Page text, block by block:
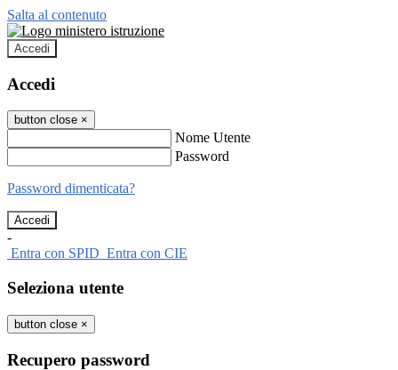
Salta al contenuto
Accedi
Accedi
button close ×
Nome Utente
Password
Password dimenticata?
-
Entra con SPID Entra con CIE
Seleziona utente
button close ×
Recupero password